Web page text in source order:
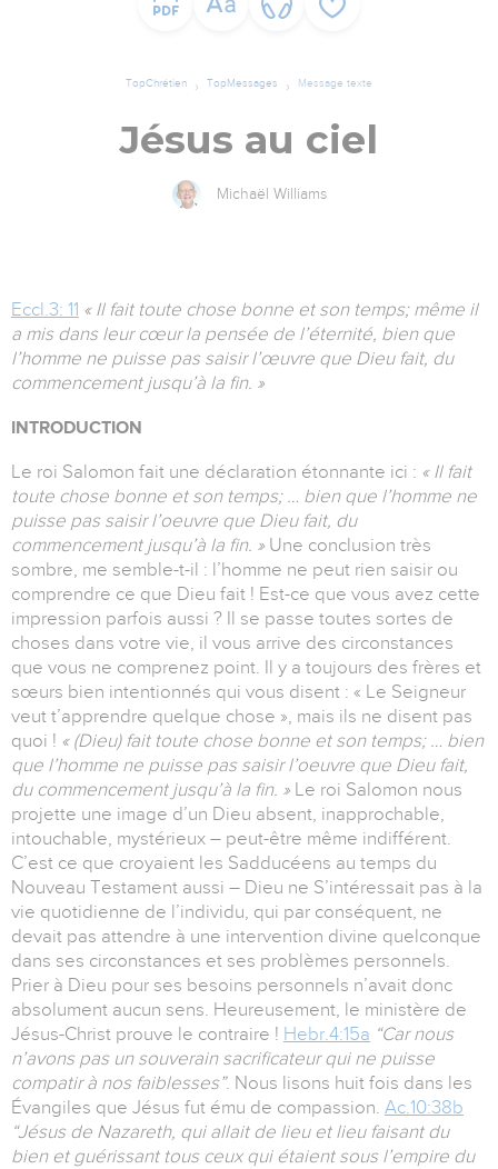
TopChrétien TopMessages Message texte
Jésus au ciel
Michaël Williams
Eccl.3: 11 « Il fait toute chose bonne et son temps; même il
a mis dans leur cœur la pensée de l’éternité, bien que
l’homme ne puisse pas saisir l’œuvre que Dieu fait, du
commencement jusqu’à la fin. »
INTRODUCTION
Le roi Salomon fait une déclaration étonnante ici : « Il fait
toute chose bonne et son temps; … bien que l’homme ne
puisse pas saisir l’oeuvre que Dieu fait, du
commencement jusqu’à la fin. » Une conclusion très
sombre, me semble-t-il : l’homme ne peut rien saisir ou
comprendre ce que Dieu fait ! Est-ce que vous avez cette
impression parfois aussi ? Il se passe toutes sortes de
choses dans votre vie, il vous arrive des circonstances
que vous ne comprenez point. Il y a toujours des frères et
sœurs bien intentionnés qui vous disent : « Le Seigneur
veut t’apprendre quelque chose », mais ils ne disent pas
quoi ! « (Dieu) fait toute chose bonne et son temps; … bien
que l’homme ne puisse pas saisir l’oeuvre que Dieu fait,
du commencement jusqu’à la fin. » Le roi Salomon nous
projette une image d’un Dieu absent, inapprochable,
intouchable, mystérieux – peut-être même indifférent.
C’est ce que croyaient les Sadducéens au temps du
Nouveau Testament aussi – Dieu ne S’intéressait pas à la
vie quotidienne de l’individu, qui par conséquent, ne
devait pas attendre à une intervention divine quelconque
dans ses circonstances et ses problèmes personnels.
Prier à Dieu pour ses besoins personnels n’avait donc
absolument aucun sens. Heureusement, le ministère de
Jésus-Christ prouve le contraire ! Hebr.4:15a “Car nous
n’avons pas un souverain sacrificateur qui ne puisse
compatir à nos faiblesses”. Nous lisons huit fois dans les
Évangiles que Jésus fut ému de compassion. Ac.10:38b
“Jésus de Nazareth, qui allait de lieu et lieu faisant du
bien et guérissant tous ceux qui étaient sous l’empire du